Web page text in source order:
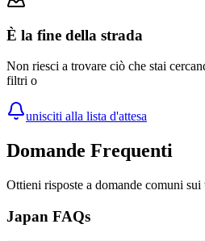
È la fine della strada
Non riesci a trovare ciò che stai
filtri o
unisciti alla lista d'attesa
Domande Frequenti
Ottieni risposte a domande comuni
Japan FAQs